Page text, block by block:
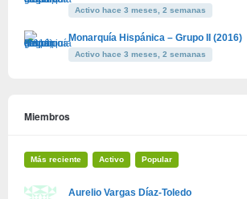
Activo hace 3 meses, 2 semanas
Monarquía Hispánica – Grupo II (2016)
Activo hace 3 meses, 2 semanas
Miembros
Más reciente Activo Popular
Aurelio Vargas Díaz-Toledo